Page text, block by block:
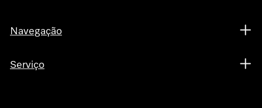
Navegação
Serviço